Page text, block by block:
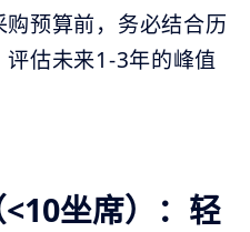
预算前，务必结合历
估未来1-3年的峰值
坐席）：轻